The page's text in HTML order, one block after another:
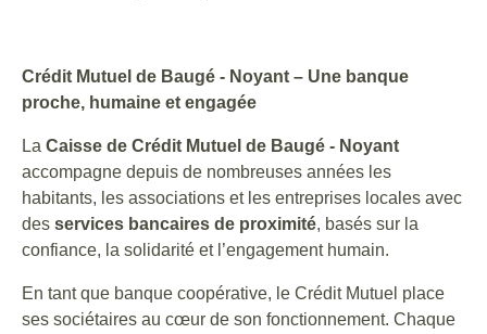
Crédit Mutuel de Baugé - Noyant – Une banque
proche, humaine et engagée
La Caisse de Crédit Mutuel de Baugé - Noyant
accompagne depuis de nombreuses années les
habitants, les associations et les entreprises locales avec
des services bancaires de proximité, basés sur la
confiance, la solidarité et l’engagement humain.
En tant que banque coopérative, le Crédit Mutuel place
ses sociétaires au cœur de son fonctionnement. Chaque